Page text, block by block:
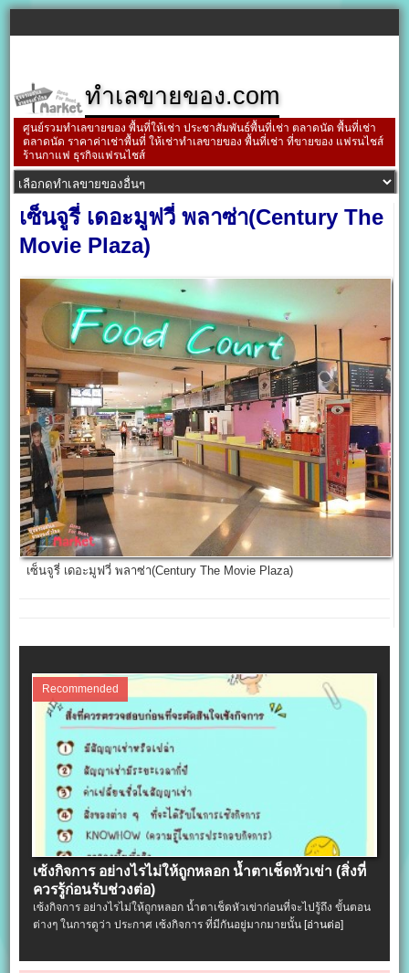
ทำเลขายของ.com
ศูนย์รวมทำเลขายของ พื้นที่ให้เช่า ประชาสัมพันธ์พื้นที่เช่า ตลาดนัด พื้นที่เช่า
ตลาดนัด ราคาค่าเช่าพื้นที่ ให้เช่าทำเลขายของ พื้นที่เช่า ที่ขายของ แฟรนไชส์
ร้านกาแฟ ธุรกิจแฟรนไชส์
เซ็นจูรี่ เดอะมูฟวี่ พลาซ่า(Century The
Movie Plaza)
เซ็นจูรี่ เดอะมูฟวี่ พลาซ่า(Century The Movie Plaza)
Recommended
เซ้งกิจการ อย่างไรไม่ให้ถูกหลอก น้ำตาเช็ดหัวเข่า (สิ่งที่
ควรรู้ก่อนรับช่วงต่อ)
เซ้งกิจการ อย่างไรไม่ให้ถูกหลอก น้ำตาเช็ดหัวเข่าก่อนที่จะไปรู้ถึง ขั้นตอน
ต่างๆ ในการดูว่า ประกาศ เซ้งกิจการ ที่มีกันอยู่มากมายนั้น [อ่านต่อ]